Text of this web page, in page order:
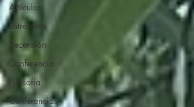
Artículos
Entrevistas
Recensión
Conferencia
Filosofía
Conferencias